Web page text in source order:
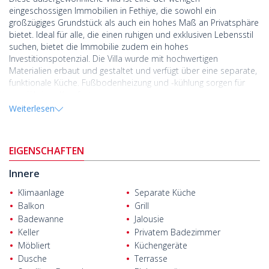
eingeschossigen Immobilien in Fethiye, die sowohl ein
großzügiges Grundstück als auch ein hohes Maß an Privatsphäre
bietet. Ideal für alle, die einen ruhigen und exklusiven Lebensstil
suchen, bietet die Immobilie zudem ein hohes
Investitionspotenzial. Die Villa wurde mit hochwertigen
Materialien erbaut und gestaltet und verfügt über eine separate,
funktionale Küche. Fußbodenheizung und -kühlung sorgen für
Auf einem 2.793 m² großen Grundstück gelegen, bietet die
verfügt über ein separates Nebengebäude. Im Außenbereich
befinden sich ein privater Swimmingpool und ein großzügig
angelegter Garten. Bisher ist nur ein Teil des Grundstücks
bebaut, während das angrenzende Bauland erhebliches
Entwicklungs- und Wertsteigerungspotenzial bietet.
Die Villa liegt in Koca Çalış, einer der begehrtesten
Wohngegenden von Fethiye in der Provinz Muğla. Umgeben von
Luxushotels, unberührter Natur und einer lockeren Bebauung
bietet die Gegend einen exklusiven Lebensstil. Die lange
Weiterlesen
EIGENSCHAFTEN
Innere
Klimaanlage
Separate Küche
Balkon
Grill
Badewanne
Jalousie
Keller
Privatem Badezimmer
Möbliert
Küchengeräte
Dusche
Terrasse